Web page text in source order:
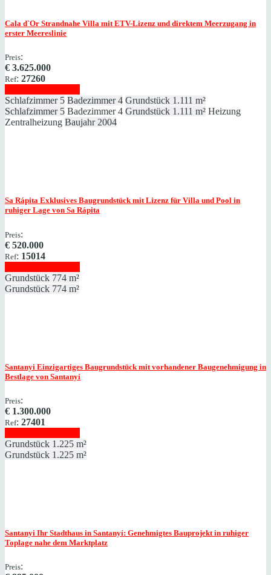
Cala d`Or Strandnahe Villa mit ETV-Lizenz und direktem Meerzugang in
erster Meereslinie
Preis:
€ 3.625.000
Ref: 27260
Schlafzimmer 5 Badezimmer 4 Grundstück 1.111 m²
Schlafzimmer 5 Badezimmer 4 Grundstück 1.111 m² Heizung
Zentralheizung Baujahr 2004
Sa Rápita Exklusives Baugrundstück mit Lizenz für Villa und Pool in
ruhiger Lage von Sa Rápita
Preis:
€ 520.000
Ref: 15014
Grundstück 774 m²
Grundstück 774 m²
Santanyi Einzigartiges Baugrundstück mit vorhandener Baugenehmigung in
Bestlage von Santanyí
Preis:
€ 1.300.000
Ref: 27401
Grundstück 1.225 m²
Grundstück 1.225 m²
Santanyi Ihr Stadthaus in Santanyí: Genehmigtes Bauprojekt in ruhiger
Toplage nahe dem Marktplatz
Preis: